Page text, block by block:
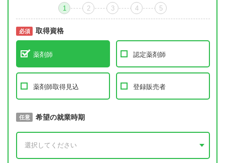
1 2 3 4 5
必須 取得資格
薬剤師 認定薬剤師
薬剤師取得見込 登録販売者
必須 取得予定年
任意 希望の就業時期